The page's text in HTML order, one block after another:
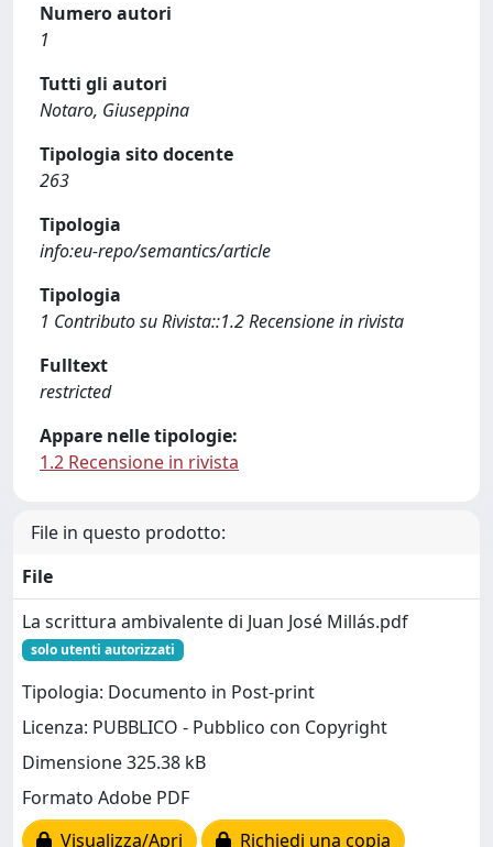
Numero autori
1
Tutti gli autori
Notaro, Giuseppina
Tipologia sito docente
263
Tipologia
info:eu-repo/semantics/article
Tipologia
1 Contributo su Rivista::1.2 Recensione in rivista
Fulltext
restricted
Appare nelle tipologie:
1.2 Recensione in rivista
File in questo prodotto:
File
La scrittura ambivalente di Juan José Millás.pdf
solo utenti autorizzati
Tipologia: Documento in Post-print
Licenza: PUBBLICO - Pubblico con Copyright
Dimensione 325.38 kB
Formato Adobe PDF
Visualizza/Apri
Richiedi una copia